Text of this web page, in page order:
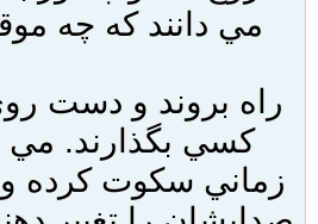
مي دانند که چه
راه بروند و دست
کسي بگذارند. مي
زماني سکوت کرده